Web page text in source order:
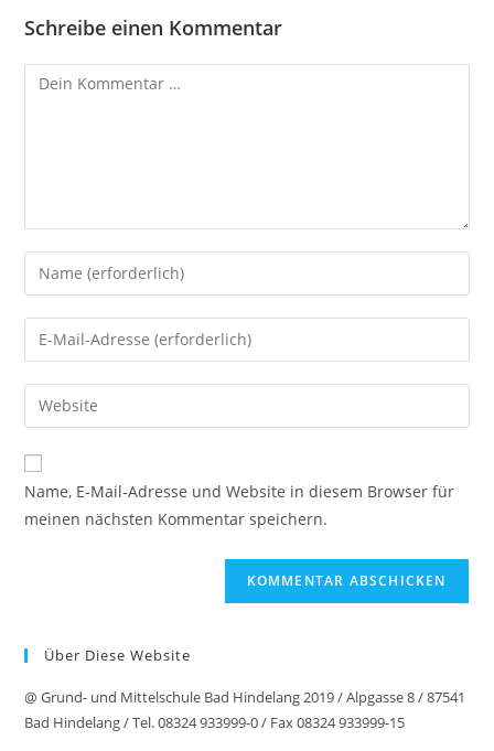
Schreibe einen Kommentar
Kommentar
Gib
deinen
Namen
oder
zum
Kommentieren
ein
Gib
deine
E-
Mail-
zum
Kommentieren
ein
Gib
deine
Website-
URL
Name, E-Mail-Adresse und Website in diesem Browser für
meinen nächsten Kommentar speichern.
Über Diese Website
@ Grund- und Mittelschule Bad Hindelang 2019 / Alpgasse 8 / 87541
Bad Hindelang / Tel. 08324 933999-0 / Fax 08324 933999-15